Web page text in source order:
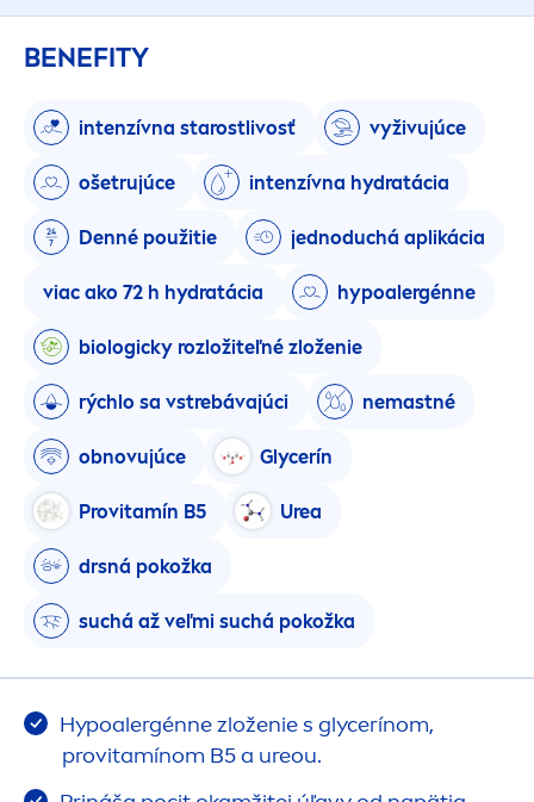
BENEFITY
intenzívna starostlivosť vyživujúce
ošetrujúce intenzívna hydratácia
Denné použitie jednoduchá aplikácia
viac ako 72 h hydratácia hypoalergénne
biologicky rozložiteľné zloženie
rýchlo sa vstrebávajúci nemastné
obnovujúce Glycerín
Provitamín B5 Urea
drsná pokožka
suchá až veľmi suchá pokožka
Hypoalergénne zloženie s glycerínom,
provitamínom B5 a ureou.